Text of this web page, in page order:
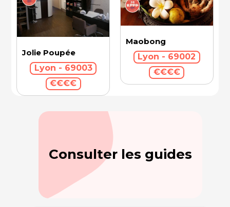
Jolie Poupée
Lyon - 69003
€€€€
Maobong
Lyon - 69002
€€€€
Consulter les guides